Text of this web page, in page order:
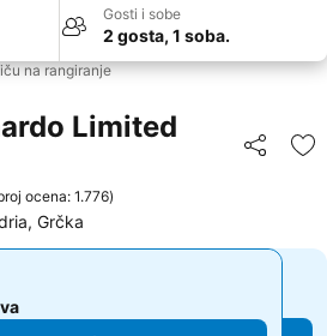
Gosti i sobe
2 gosta, 1 soba.
na rangiranje
Limited
Deli
ocena: 1.776)
Grčka